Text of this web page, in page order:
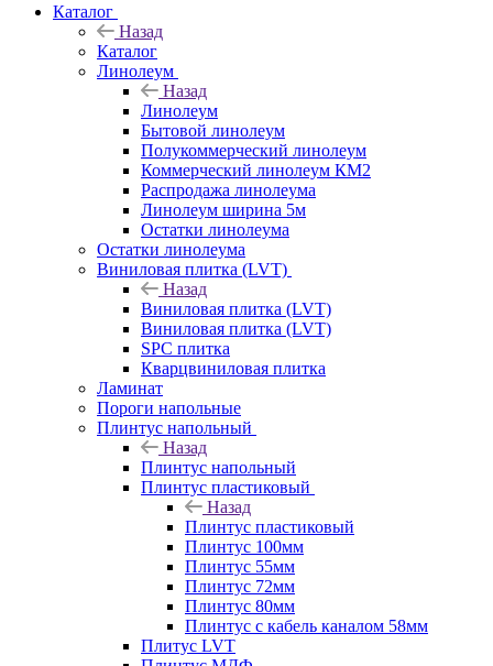
Каталог
Назад
Каталог
Линолеум
Назад
Линолеум
Бытовой линолеум
Полукоммерческий линолеум
Коммерческий линолеум КМ2
Распродажа линолеума
Линолеум ширина 5м
Остатки линолеума
Остатки линолеума
Виниловая плитка (LVT)
Назад
Виниловая плитка (LVT)
Виниловая плитка (LVT)
SPC плитка
Кварцвиниловая плитка
Ламинат
Пороги напольные
Плинтус напольный
Назад
Плинтус напольный
Плинтус пластиковый
Назад
Плинтус пластиковый
Плинтус 100мм
Плинтус 55мм
Плинтус 72мм
Плинтус 80мм
Плинтус с кабель каналом 58мм
Плитус LVT